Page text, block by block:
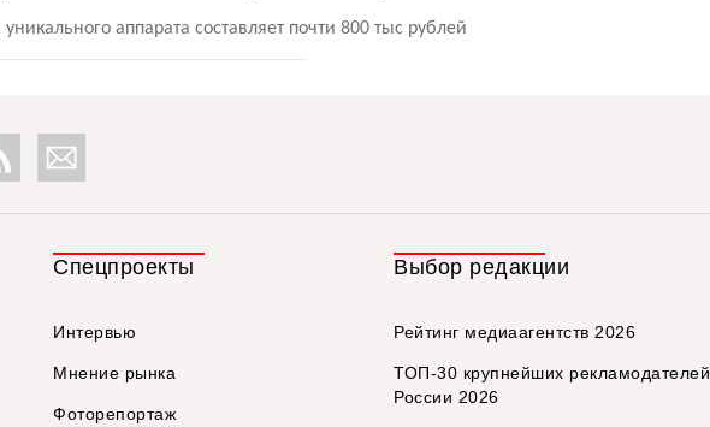
уникального аппарата составляет почти 800 тыс рублей
Спецпроекты
Интервью
Мнение рынка
Фоторепортаж
Выбор редакции
Рейтинг медиаагентств 2026
ТОП-30 крупнейших рекламодателей
России 2026